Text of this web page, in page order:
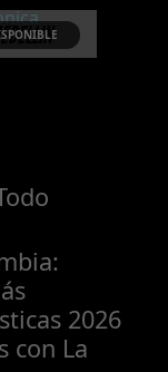
de
su
2026
con La